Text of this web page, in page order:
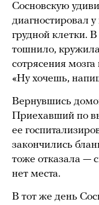
Сосновскую
диагностировал
грудной клетки.
тошнило,
сотрясения
«Ну хочешь,
Вернувшись
Приехавший по
ее
закончились
тоже отказала —
нет места.
В тот же день